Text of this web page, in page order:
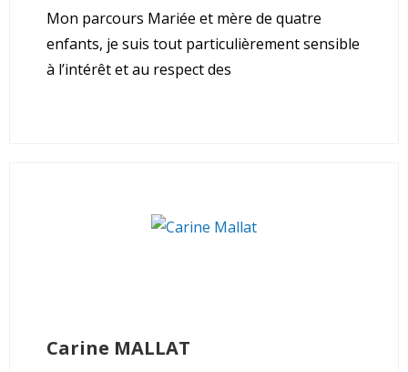
Mon parcours Mariée et mère de quatre
enfants, je suis tout particulièrement sensible
à l’intérêt et au respect des
Carine MALLAT